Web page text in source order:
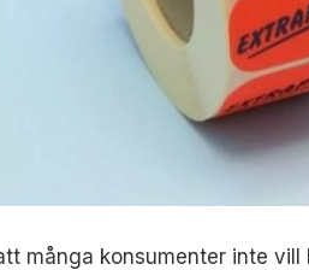
många konsumenter inte